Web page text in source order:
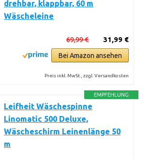
drehbar, klappbar, 60 m
Wäscheleine
31,99 €
69,99 €
Bei Amazon ansehen
Preis inkl. MwSt., zzgl. Versandkosten
EMPFEHLUNG
Leifheit Wäschespinne
Linomatic 500 Deluxe,
Wäscheschirm Leinenlänge 50
m